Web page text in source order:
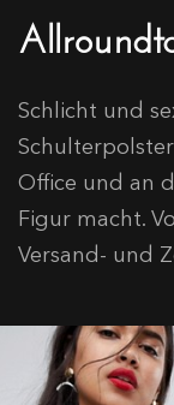
Schlicht und
Office und an
Figur macht.
Versand- und